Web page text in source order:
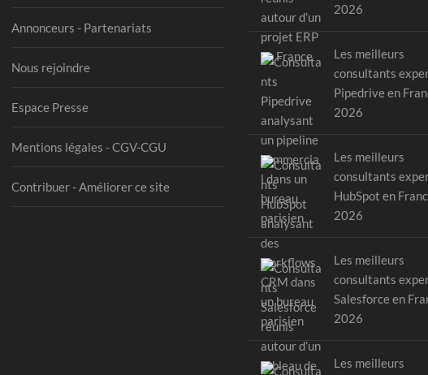
Annonceurs - Partenariats
Nous rejoindre
Espace Presse
Mentions légales - CGV-CGU
Contribuer - Améliorer ce site
2026
Les meilleurs
consultants
Pipedrive en
2026
Les meilleurs
consultants
HubSpot en
2026
Les meilleurs
consultants
Salesforce en
2026
Les meilleurs